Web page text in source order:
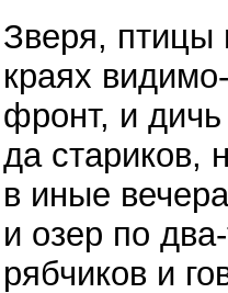
Зверя, птицы
краях
фронт, и
да стариков,
в иные
и озер по
рябчиков и